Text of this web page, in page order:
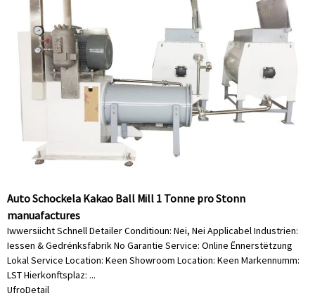
Auto Schockela Kakao Ball Mill 1 Tonne pro Stonn
manuafactures
Iwwersiicht Schnell Detailer Conditioun: Nei, Nei Applicabel Industrien:
Iessen & Gedrénksfabrik No Garantie Service: Online Ënnerstëtzung
Lokal Service Location: Keen Showroom Location: Keen Markennumm:
LST Hierkonftsplaz: ...
UfroDetail